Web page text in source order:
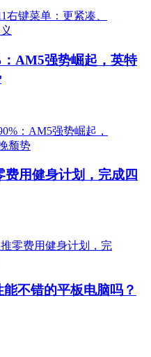
AM5强势崛起，英特
用健身计划，完成四
不错的平板电脑吗？